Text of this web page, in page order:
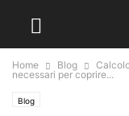
Home Blog
necessari per coprire...
Blog